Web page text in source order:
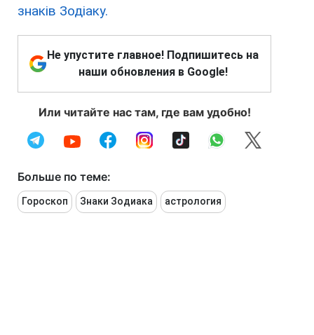
знаків Зодіаку.
Не упустите главное! Подпишитесь на
наши обновления в Google!
Или читайте нас там, где вам удобно!
Больше по теме:
Гороскоп Знаки Зодиака астрология